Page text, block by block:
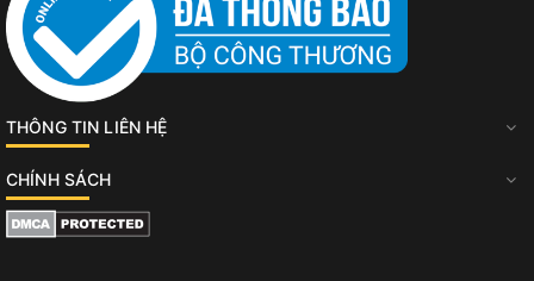
THÔNG TIN LIÊN HỆ
CHÍNH SÁCH